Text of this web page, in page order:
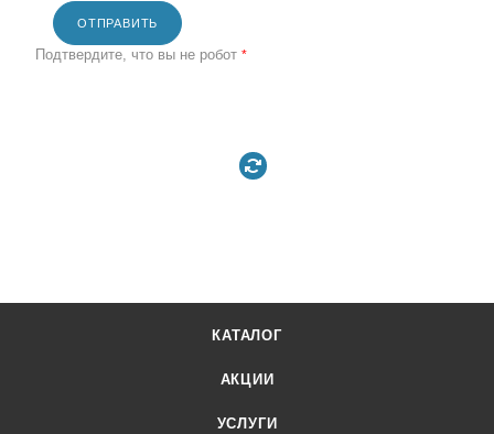
ОТПРАВИТЬ
Подтвердите, что вы не робот *
КАТАЛОГ
АКЦИИ
УСЛУГИ